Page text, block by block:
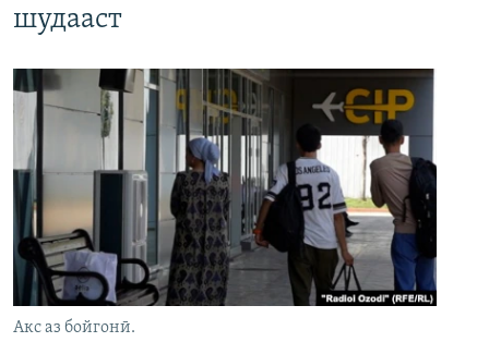
шудааст
Акс аз бойгонӣ.